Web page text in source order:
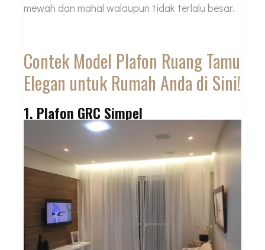
mewah dan mahal walaupun tidak terlalu besar.
Contek Model Plafon Ruang Tamu
Elegan untuk Rumah Anda di Sini!
1. Plafon GRC Simpel